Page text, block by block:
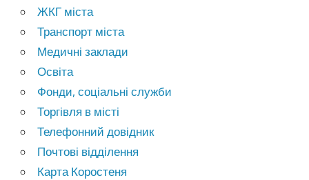
ЖКГ міста
Транспорт міста
Медичні заклади
Освіта
Фонди, соціальні служби
Торгівля в місті
Телефонний довідник
Почтові відділення
Карта Коростеня